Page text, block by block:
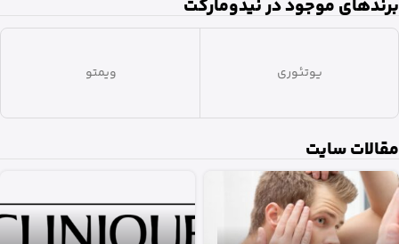
برندهای موجود در نیدومارکت
ویشی
مقالات سایت